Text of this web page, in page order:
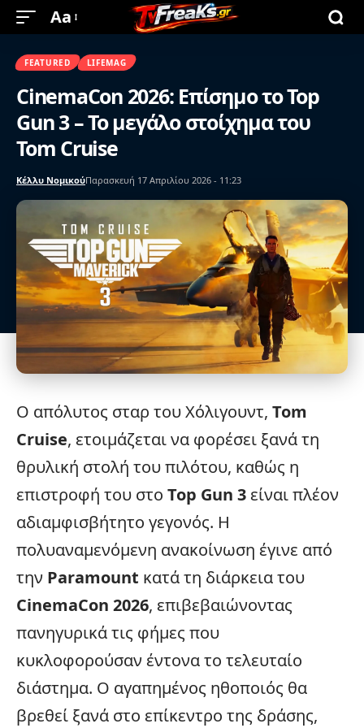
Aa
FEATURED LIFEMAG
CinemaCon 2026: Επίσημο το Top
Gun 3 – Το μεγάλο στοίχημα του
Tom Cruise
Κέλλυ ΝομικούΠαρασκευή 17 Απριλίου 2026 - 11:23
Ο απόλυτος σταρ τουΧόλιγουντ, Tom
Cruise, ετοιμάζεται να φορέσει ξανά τη
θρυλική στολή του πιλότου, καθώς η
επιστροφή του στο Top Gun 3 είναι πλέον
αδιαμφισβήτητο γεγονός. Η
πολυαναμενόμενη ανακοίνωση έγινε από
την Paramount κατά τη διάρκεια του
CinemaCon 2026, επιβεβαιώνοντας
πανηγυρικά τις φήμες που
κυκλοφορούσαν έντονα το τελευταίο
διάστημα. Ο αγαπημένος ηθοποιός θα
βρεθεί ξανά στο επίκεντρο της δράσης,